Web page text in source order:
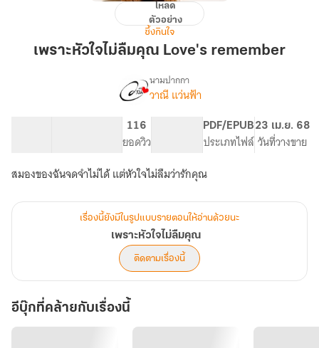
เพราะ
ไม่
Love's
โหลด
ตัวอย่าง
ซึ้งกินใจ
เพราะหัวใจไม่ลืมคุณ Love's remember
เรื่อง
คุณ
นามปากกา
วาณี แว่นฟ้า
116
ยอดวิว
PDF/EPUB
ประเภทไฟล์
23 เม.ย. 68
วันที่วางขาย
สมองของฉันจดจำไม่ได้ แต่หัวใจไม่ลืมว่ารักคุณ
เรื่องนี้ยังมีในรูปแบบรายตอนให้อ่านด้วยนะ
เพราะหัวใจไม่ลืมคุณ
ติดตามเรื่องนี้
อีบุ๊กที่คล้ายกับเรื่องนี้